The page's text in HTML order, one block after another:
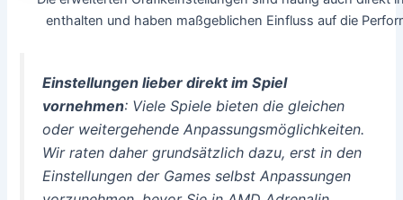
enthalten und haben maßgeblichen Einfluss auf die
Einstellungen lieber direkt im Spiel
vornehmen: Viele Spiele bieten die gleichen
oder weitergehende Anpassungsmöglichkeiten.
Wir raten daher grundsätzlich dazu, erst in den
Einstellungen der Games selbst Anpassungen